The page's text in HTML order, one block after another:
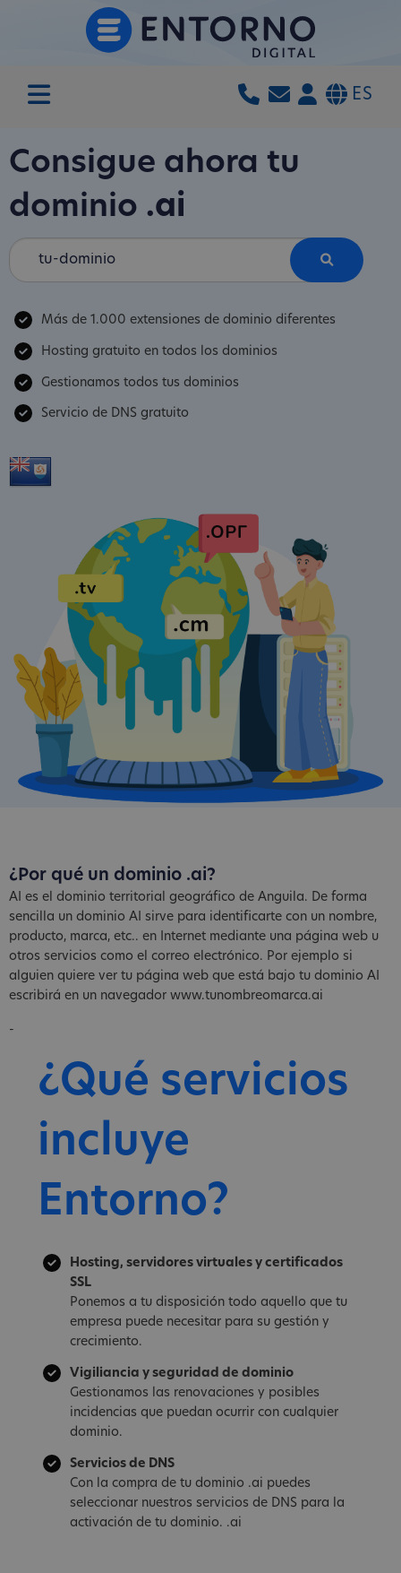
ES
Consigue ahora tu
dominio .ai
Más de 1.000 extensiones de dominio diferentes
Hosting gratuito en todos los dominios
Gestionamos todos tus dominios
Servicio de DNS gratuito
¿Por qué un dominio .ai?
AI es el dominio territorial geográfico de Anguila. De forma
sencilla un dominio AI sirve para identificarte con un nombre,
producto, marca, etc.. en Internet mediante una página web u
otros servicios como el correo electrónico. Por ejemplo si
alguien quiere ver tu página web que está bajo tu dominio AI
escribirá en un navegador www.tunombreomarca.ai
-
¿Qué servicios
incluye
Entorno?
Hosting, servidores virtuales y certificados
SSL
Ponemos a tu disposición todo aquello que tu
empresa puede necesitar para su gestión y
crecimiento.
Vigiliancia y seguridad de dominio
Gestionamos las renovaciones y posibles
incidencias que puedan ocurrir con cualquier
dominio.
Servicios de DNS
Con la compra de tu dominio .ai puedes
seleccionar nuestros servicios de DNS para la
activación de tu dominio. .ai